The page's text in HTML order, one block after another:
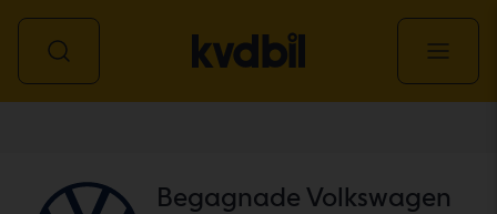
Begagnade Volkswagen